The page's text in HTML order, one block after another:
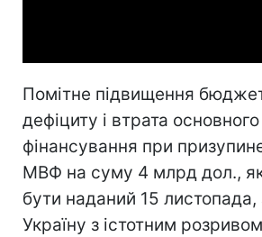
Помітне підвищення
дефіциту і втрата
фінансування при
МВФ на суму 4 млрд дол.,
бути наданий 15
Україну з істотним